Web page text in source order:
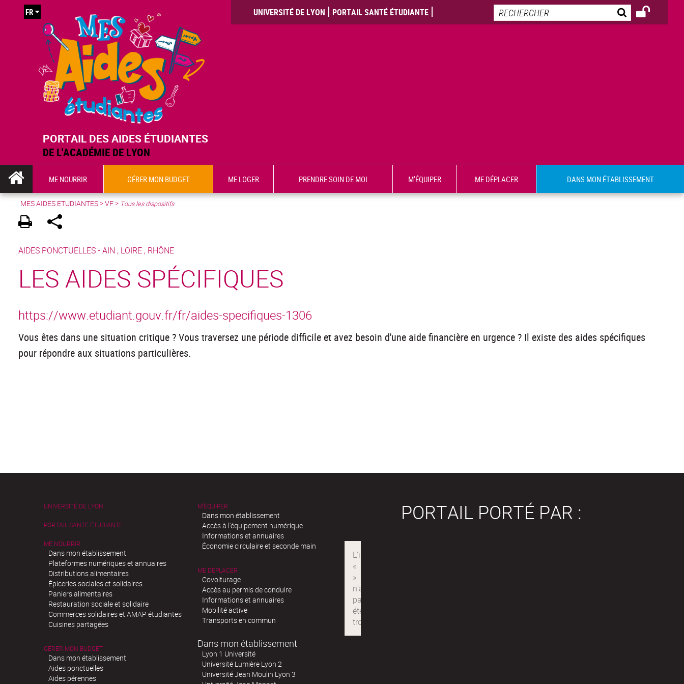
PORTAIL DES AIDES ÉTUDIANTES
DE L'ACADÉMIE DE LYON
UNIVERSITÉ DE LYON PORTAIL SANTÉ ÉTUDIANTE
FR
ME NOURRIR GÉRER MON BUDGET ME LOGER PRENDRE SOIN DE MOI M'ÉQUIPER ME DÉPLACER DANS MON ÉTABLISSEMENT
MES AIDES ETUDIANTES>VF> Tous les dispositifs
AIDES PONCTUELLES -AIN , LOIRE , RHÔNE
LES AIDES SPÉCIFIQUES
https://www.etudiant.gouv.fr/fr/aides-specifiques-1306
Vous êtes dans une situation critique ? Vous traversez une période difficile et avez besoin d'une aide financière en urgence ? Il existe des aides spécifiques
pour répondre aux situations particulières.
UNIVERSITÉ DE LYON
PORTAIL SANTÉ ÉTUDIANTE
ME NOURRIR
Dans mon établissement
Plateformes numériques et annuaires
Distributions alimentaires
Épiceries sociales et solidaires
Paniers alimentaires
Restauration sociale et solidaire
Commerces solidaires et AMAP étudiantes
Cuisines partagées
GÉRER MON BUDGET
Dans mon établissement
Aides ponctuelles
Aides pérennes
M'ÉQUIPER
Dans mon établissement
Accès à l'équipement numérique
Informations et annuaires
Économie circulaire et seconde main
ME DÉPLACER
Covoiturage
Accès au permis de conduire
Informations et annuaires
Mobilité active
Transports en commun
Dans mon établissement
Lyon 1 Université
Université Lumière Lyon 2
Université Jean Moulin Lyon 3
PORTAIL PORTÉ PAR :